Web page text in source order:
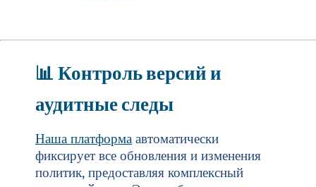
📊 Контроль версий и
аудитные следы
Наша платформа автоматически
фиксирует все обновления и изменения
политик, предоставляя комплексный